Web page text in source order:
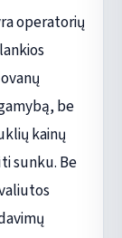
operatorių
be
kainų
sunku. Be